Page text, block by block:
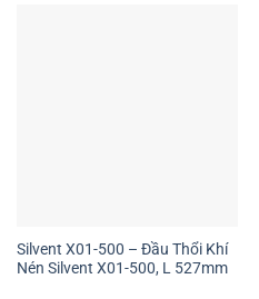
Silvent X01-500 – Đầu Thổi Khí
Nén Silvent X01-500, L 527mm